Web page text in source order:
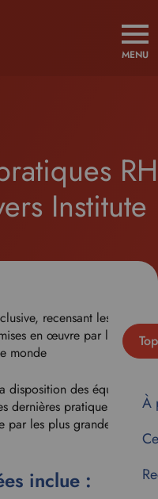
MENU
RH
Institute
À
recensant les
en œuvre par les
monde
disposition des équipes
dernières pratiques qui
les plus grandes
inclue :